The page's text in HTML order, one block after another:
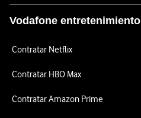
Vodafone entretenimiento
Contratar Netflix
Contratar HBO Max
Contratar Amazon Prime